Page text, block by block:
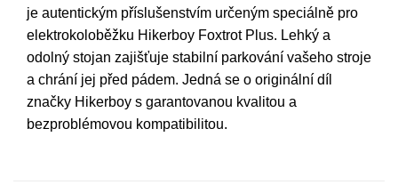
je autentickým příslušenstvím určeným speciálně pro
elektrokoloběžku Hikerboy Foxtrot Plus. Lehký a
odolný stojan zajišťuje stabilní parkování vašeho stroje
a chrání jej před pádem. Jedná se o originální díl
značky Hikerboy s garantovanou kvalitou a
bezproblémovou kompatibilitou.